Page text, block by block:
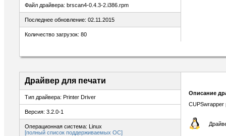
Файл драйвера: brscan4-0.4.3-2.i386.rpm
Последнее обновление: 02.11.2015
Количество загрузок: 80
Драйвер для печати
Тип драйвера: Printer Driver
Версия: 3.2.0-1
Операционная система: Linux
[полный список поддерживаемых ОС]
Описание
CUPSwrapper